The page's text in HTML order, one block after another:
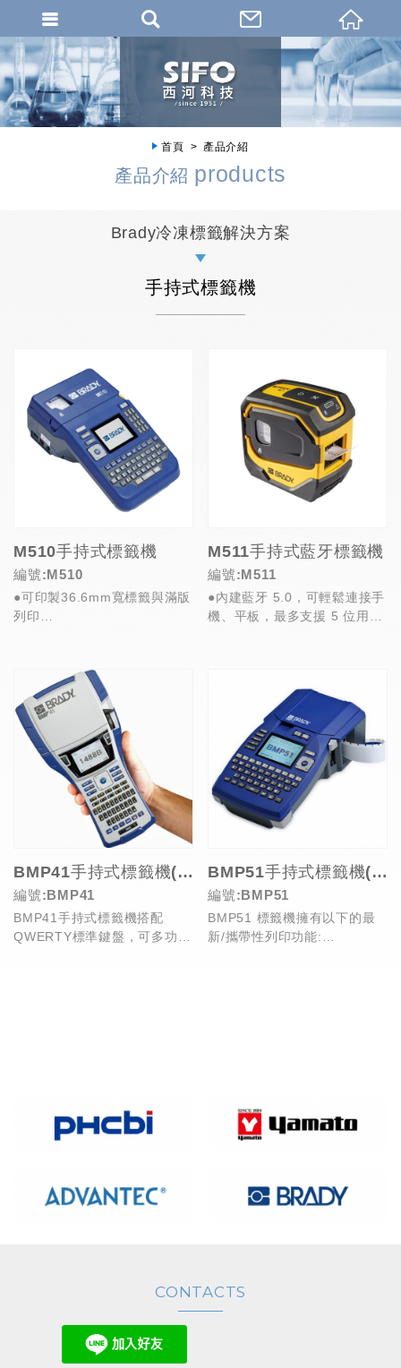
首頁 產品介紹
產品介紹 products
Brady冷凍標籤解決方案
手持式標籤機
M510手持式標籤機
編號:M510
●可印製36.6mm寬標籤與滿版
列印
M511手持式藍牙標籤機
編號:M511
●內建藍牙 5.0，可輕鬆連接手
機、平板，最多支援 5 位用戶
BMP41手持式標籤機(停產)
編號:BMP41
BMP41手持式標籤機搭配
QWERTY標準鍵盤，可多功能
BMP51手持式標籤機(停產)
編號:BMP51
BMP51 標籤機擁有以下的最
新/攜帶性列印功能:
CONTACTS